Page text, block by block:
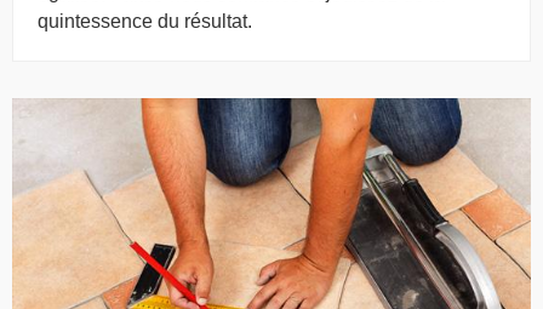
quintessence du résultat.